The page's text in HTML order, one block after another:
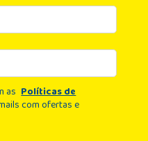
as Políticas de
com ofertas e